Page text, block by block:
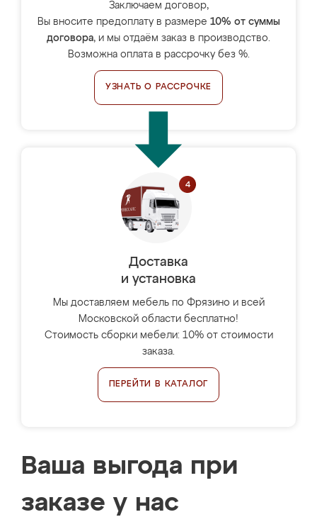
Заключаем договор,
Вы вносите предоплату в размере 10% от суммы
договора, и мы отдаём заказ в производство.
Возможна оплата в рассрочку без %.
УЗНАТЬ О РАССРОЧКЕ
Доставка
и установка
Мы доставляем мебель по Фрязино и всей
Московской области бесплатно!
Стоимость сборки мебели: 10% от стоимости
заказа.
ПЕРЕЙТИ В КАТАЛОГ
Ваша выгода при
заказе у нас